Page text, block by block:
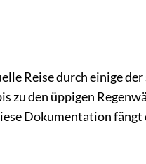
Reise durch einige
zu den üppigen
Dokumentation